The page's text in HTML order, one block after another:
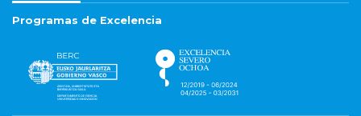
Programas de Excelencia